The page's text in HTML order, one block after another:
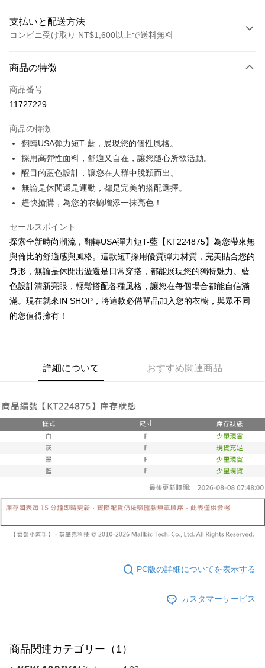
支払いと配送方法
コンビニ受け取り NT$1,600以上で送料無料
クレジットカード1回払い
コンビニ店頭代金引換
Apple Pay
JKOPAY
Google Pay
OP Pay Later
【OP Pay Later 使用説明】
1. 本サービスは台湾大哥大によって提供され、台湾大哥大のユーザーは追
加の申請なしで即時に利用可能です。
的に OP Pay Later の取引プロセスに移行し、携帯番号を確認後、分割払
いの回数や支払い期限を選択し、支払いを確認すると取引が完了します。
3. 実際の承認額、分割回数および費用については、後続の取引確認ページ
を基準とします。
4. 注文成立後30分以内に確認取引を行わない場合や審査が通過しない場
【支払い方法の説明】
締め日後に支払いリマインダーのSMSを送信します。
大直営店舗／銀行振込／街口支払い／iPASS MONEY」などのチャネルで
支払いを選択できます。
【注意事項】
1. 本サービスは「台湾大哥大株式会社」（以下「当社」といいます）によ
購入できるようにし、店舗が売買／分割払い売買の債権を当社に譲渡した
後、契約に基づいて当社の請求書で帳款を支払うことになります。
2. 「OP Pay Later」を利用する契約関係の目的から、店舗はあなたの個人
および利用するために、当社があなた本人と分割請求書に必要な情報の確
AFTEE代金後払い
説明
一、 AFTEE代金後払いについて
1.お支払い方法でAFTEE代金後払いを選択すると、携帯電話認証ウィンド
ウが表示されます。
2.SMSで認証してお支払い手続を進めてください。
3.注文するときのお支払いは不要です。商品はご指定の住所に配送されま
はアプリの通知に従って、4大コンビニ、またはATM/オンラインバンキン
リをダウンロードして AFTEE 会員になるとお支払い期限を最長 45 日以内
まで延長できます。
お支払期限は、ショップが請求した期日と、AFTEEで延長できる日数をも
とに計算されます。AFTEEで注文すると、商品を受け取るまで支払い期限
を延長できますが、商品を期限内に受け取れない場合があります（例：予
約商品や商品到着日が比較的遅い商品）。そのため、商品到着の有無に関
わらず、AFTEEで指定された期限内にお支払いください。
二、支払い限度額
き、限度額が設定されます。
2.決済金額は最低NT$20です。
三、利用規約「AFTEE代金後払い」（以下当サービスという）はネットプ
の氏名、電話番号、受取人の氏名、電話番号、受取人住所を含むがこれに
ださい（ https://aftee.tw/privacypolicy/
AFTEEの初回ご利用の際に、審査を通過すれば、最高額がNT$10,000にな
ATM払い
配送方法
付款後全家取貨
配送毎にNT$60、NT$1,600以上で送料無料
已關閉，請勿下單
配送毎にNT$10,000
已關閉，請勿下單(付取)
配送毎にNT$10,000
配送毎にNT$60、NT$1,800以上で送料無料
配送毎にNT$60、NT$1,600以上で送料無料
配送毎にNT$100、NT$2,500以上で送料無料
商品の特徴
商品番号
11727229
商品の特徴
翻轉USA彈力短T-藍，展現您的個性風格。
採用高彈性面料，舒適又自在，讓您隨心所欲活動。
醒目的藍色設計，讓您在人群中脫穎而出。
無論是休閒還是運動，都是完美的搭配選擇。
趕快搶購，為您的衣櫥增添一抹亮色！
セールスポイント
探索全新時尚潮流，翻轉USA彈力短T-藍【KT224875】為您帶來無
與倫比的舒適感與風格。這款短T採用優質彈力材質，完美貼合您的
身形，無論是休閒出遊還是日常穿搭，都能展現您的獨特魅力。藍
色設計清新亮眼，輕鬆搭配各種風格，讓您在每個場合都能自信滿
滿。現在就來IN SHOP，將這款必備單品加入您的衣櫥，與眾不同
的您值得擁有！
詳細について おすすめ関連商品
PC版の詳細についてを表示する
カスタマーサービス
商品関連カテゴリー（1）